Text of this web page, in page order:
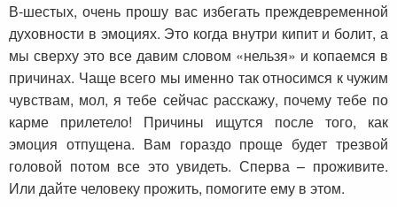
В-шестых, очень прошу вас избегать преждевременной
духовности в эмоциях. Это когда внутри кипит и болит, а
мы сверху это все давим словом «нельзя» и копаемся в
причинах. Чаще всего мы именно так относимся к чужим
чувствам, мол, я тебе сейчас расскажу, почему тебе по
карме прилетело! Причины ищутся после того, как
эмоция отпущена. Вам гораздо проще будет трезвой
головой потом все это увидеть. Сперва – проживите.
Или дайте человеку прожить, помогите ему в этом.